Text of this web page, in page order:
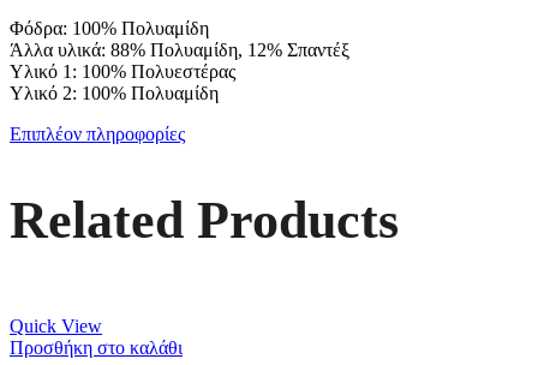
Φόδρα: 100% Πολυαμίδη
Άλλα υλικά: 88% Πολυαμίδη, 12% Σπαντέξ
Υλικό 1: 100% Πολυεστέρας
Υλικό 2: 100% Πολυαμίδη
Επιπλέον πληροφορίες
Related Products
Quick View
Προσθήκη στο καλάθι